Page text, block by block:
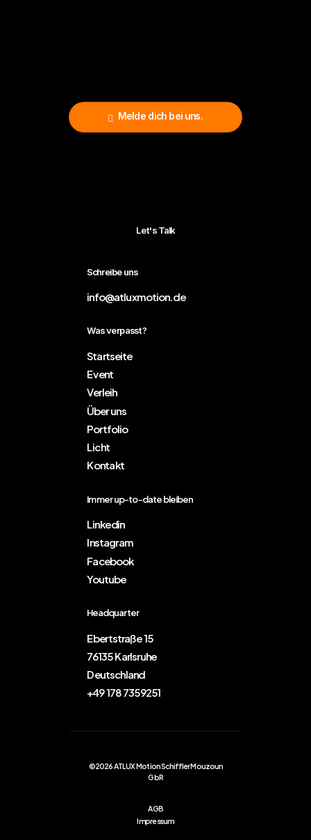
Melde dich bei uns.
Let's Talk
Schreibe uns
info@atluxmotion.de
Was verpasst?
Startseite
Event
Verleih
Über uns
Portfolio
Licht
Kontakt
Immer up-to-date bleiben
Linkedin
Instagram
Facebook
Youtube
Headquarter
Ebertstraße 15
76135 Karlsruhe
Deutschland
+49 178 7359251
©2026 ATLUX Motion Schiffler Mouzoun
GbR
AGB
Impressum